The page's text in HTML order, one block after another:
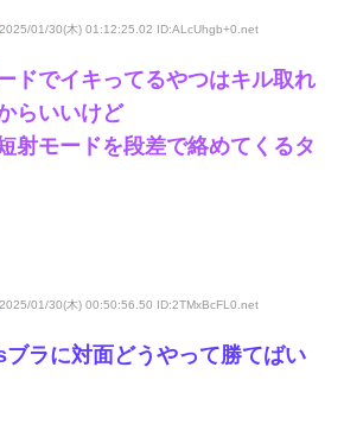
2025/01/30(木) 01:12:25.02 ID:ALcUhgb+0 .net
ドでイキってるやつはキル取れ
らいいけど
射モードを段差で絡めてくるタ
2025/01/30(木) 00:50:56.50 ID:2TMxBcFL0.net
ラに対面どうやって勝てばい